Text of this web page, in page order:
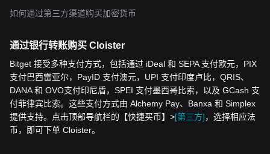
如何通过第三方渠道购买加密货币
通过银行转账购买 Cloister
Bitget 接受多种支付方式，包括通过 iDeal 和 SEPA 支付欧元，PIX
支付巴西雷亚尔，PayID 支付澳元，UPI 支付印度卢比，QRIS、
DANA 和 OVO支付印尼盾，SPEI 支付墨西哥比索，以及 GCash 支
付菲律宾比索。这些支付方式由 Alchemy Pay、Banxa 和 Simplex
提供支持。点击顶部导航栏的【快捷买币】>[第三方]，选择相应法
币，即可下单 Cloister。